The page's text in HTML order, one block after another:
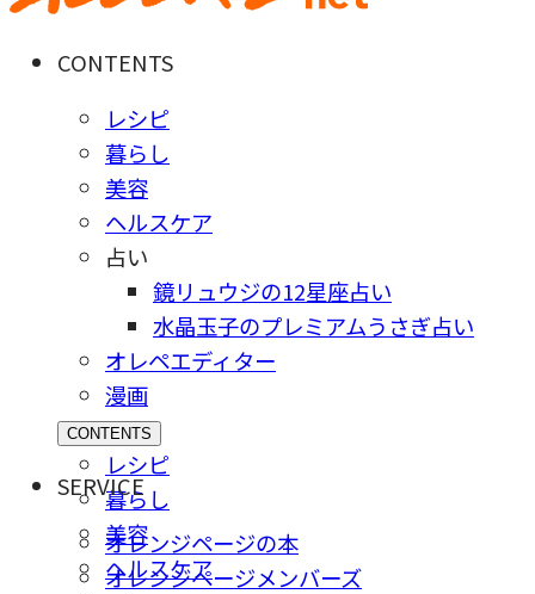
CONTENTS
レシピ
暮らし
美容
ヘルスケア
占い
鏡リュウジの12星座占い
水晶玉子のプレミアムうさぎ占い
オレペエディター
漫画
CONTENTS
レシピ
暮らし
美容
ヘルスケア
SERVICE
オレンジページの本
オレンジページメンバーズ